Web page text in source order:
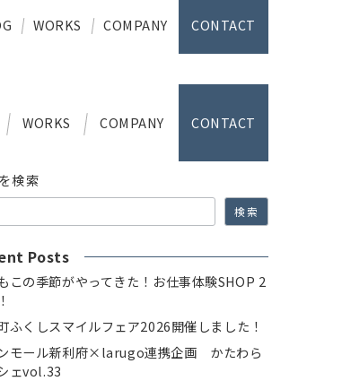
WORKS COMPANY CONTACT
WORKS COMPANY CONTACT
検索
検索
Posts
この季節がやってきた！お仕事体験SHOP 2
ふくしスマイルフェア2026開催しました！
モール新利府×larugo連携企画 かたわら
ェvol.33